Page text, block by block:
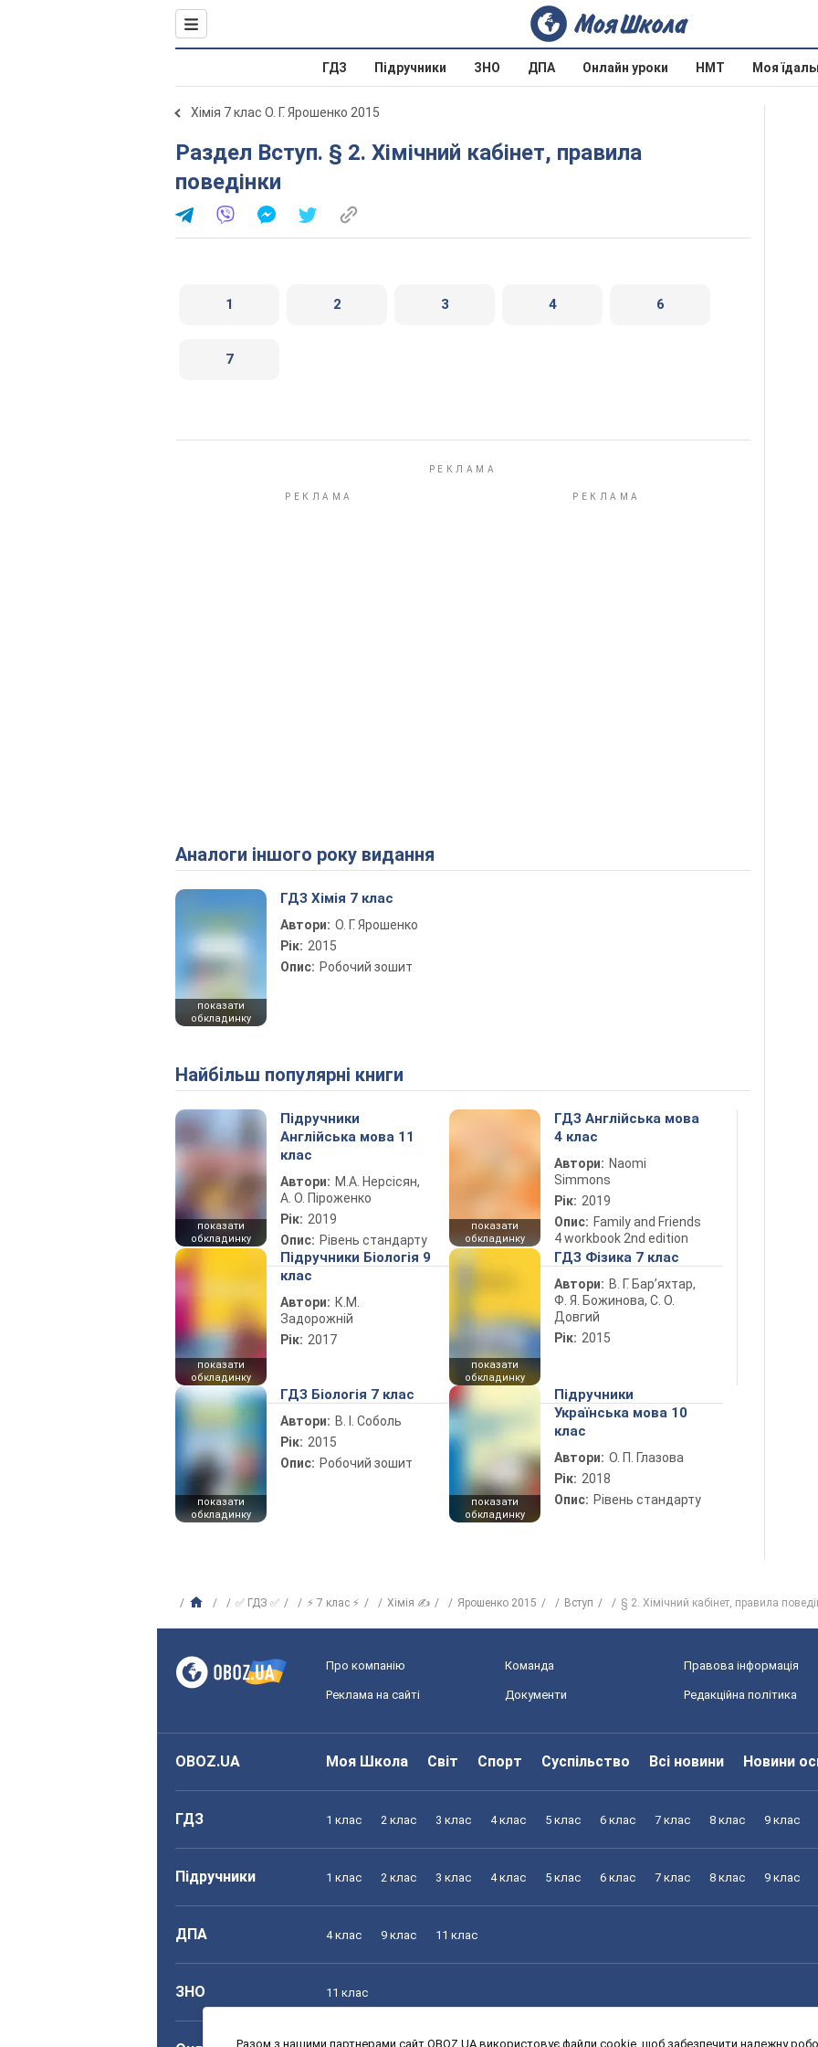
ГДЗ Підручники ЗНО ДПА Онлайн уроки НМТ Моя
Хімія 7 клас О. Г. Ярошенко 2015
Раздел Вступ. § 2. Хімічний кабінет, правила
поведінки
1 2 3 4 6
7
Аналоги іншого року видання
показати
обкладинку
ГДЗ Хімія 7 клас
Автори: О. Г. Ярошенко
Рік: 2015
Опис: Робочий зошит
Найбільш популярні книги
показати
обкладинку
Підручники
Англійська мова 11
клас
Автори: М.А. Нерсісян,
А. О. Піроженко
Рік: 2019
Опис: Рівень стандарту
показати
обкладинку
ГДЗ Англійська мова
4 клас
Автори: Naomi
Simmons
Рік: 2019
Опис: Family and Friends
4 workbook 2nd edition
показати
обкладинку
Підручники Біологія 9
клас
Автори: К.М.
Задорожній
Рік: 2017
показати
обкладинку
ГДЗ Фізика 7 клас
Автори: В. Г. Бар’яхтар,
Ф. Я. Божинова, С. О.
Довгий
Рік: 2015
показати
обкладинку
ГДЗ Біологія 7 клас
Автори: В. І. Соболь
Рік: 2015
Опис: Робочий зошит
показати
обкладинку
Підручники
Українська мова 10
клас
Автори: О. П. Глазова
Рік: 2018
Опис: Рівень стандарту
✅ ГДЗ ✅ ⚡ 7 клас ⚡ Хімія ✍ Ярошенко 2015 Вступ § 2. Хімічний кабінет, правила
Про компанію Команда Правова інформація
Реклама на сайті Документи Редакційна політика
OBOZ.UA Моя Школа Світ Спорт Суспільство Всі новини Новини
ГДЗ 1 клас 2 клас 3 клас 4 клас 5 клас 6 клас 7 клас 8 клас 9 клас
Підручники 1 клас 2 клас 3 клас 4 клас 5 клас 6 клас 7 клас 8 клас 9 клас
ДПА 4 клас 9 клас 11 клас
ЗНО 11 клас
Разом з нашими партнерами сайт OBOZ.UA використовує файли cookie, щоб забезпечити належну